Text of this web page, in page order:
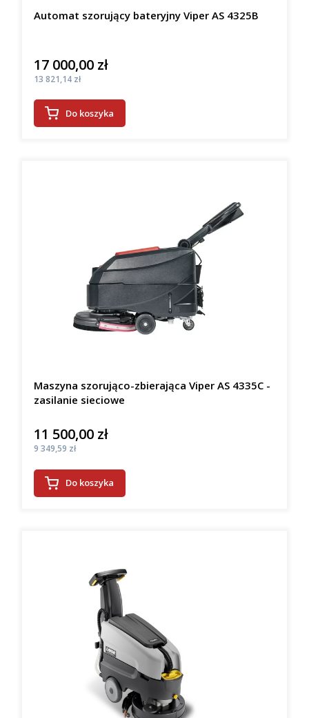
Automat szorujący bateryjny Viper AS 4325B
Cena
17 000,00 zł
Cena
13 821,14 zł
Do koszyka
Maszyna szorująco-zbierająca Viper AS 4335C -
zasilanie sieciowe
Cena
11 500,00 zł
Cena
9 349,59 zł
Do koszyka